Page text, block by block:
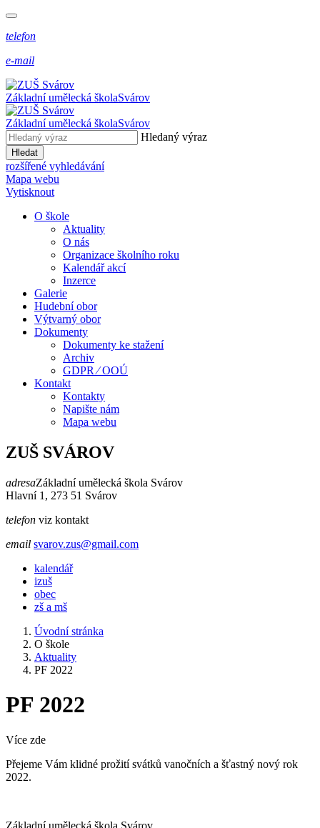
telefon
e-mail
Základní umělecká školaSvárov
Základní umělecká školaSvárov
Hledaný výraz
Hledat
rozšířené vyhledávání
Mapa webu
Vytisknout
O škole
Aktuality
O nás
Organizace školního roku
Kalendář akcí
Inzerce
Galerie
Hudební obor
Výtvarný obor
Dokumenty
Dokumenty ke stažení
Archiv
GDPR ⁄ OOÚ
Kontakt
Kontakty
Napište nám
Mapa webu
ZUŠ SVÁROV
adresaZákladní umělecká škola Svárov
Hlavní 1, 273 51 Svárov
telefon viz kontakt
email svarov.zus@gmail.com
kalendář
izuš
obec
zš a mš
Úvodní stránka
O škole
Aktuality
PF 2022
PF 2022
Více zde
Přejeme Vám klidné prožití svátků vanočních a šťastný nový rok
2022.
Základní umělecká škola Svárov